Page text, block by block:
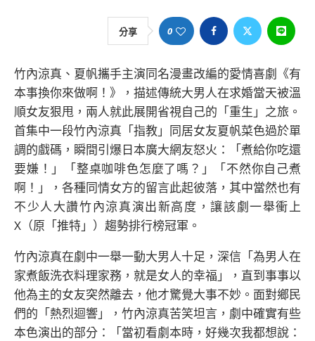
分享 0
竹內涼真、夏帆攜手主演同名漫畫改編的愛情喜劇《有
本事換你來做啊！》，描述傳統大男人在求婚當天被溫
順女友狠甩，兩人就此展開省視自己的「重生」之旅。
首集中一段竹內涼真「指教」同居女友夏帆菜色過於單
調的戲碼，瞬間引爆日本廣大網友怒火：「煮給你吃還
要嫌！」「整桌咖啡色怎麼了嗎？」「不然你自己煮
啊！」，各種同情女方的留言此起彼落，其中當然也有
不少人大讚竹內涼真演出新高度，讓該劇一舉衝上
X（原「推特」）趨勢排行榜冠軍。
竹內涼真在劇中一舉一動大男人十足，深信「為男人在
家煮飯洗衣料理家務，就是女人的幸福」，直到事事以
他為主的女友突然離去，他才驚覺大事不妙。面對鄉民
們的「熱烈迴響」，竹內涼真苦笑坦言，劇中確實有些
本色演出的部分：「當初看劇本時，好幾次我都想說：